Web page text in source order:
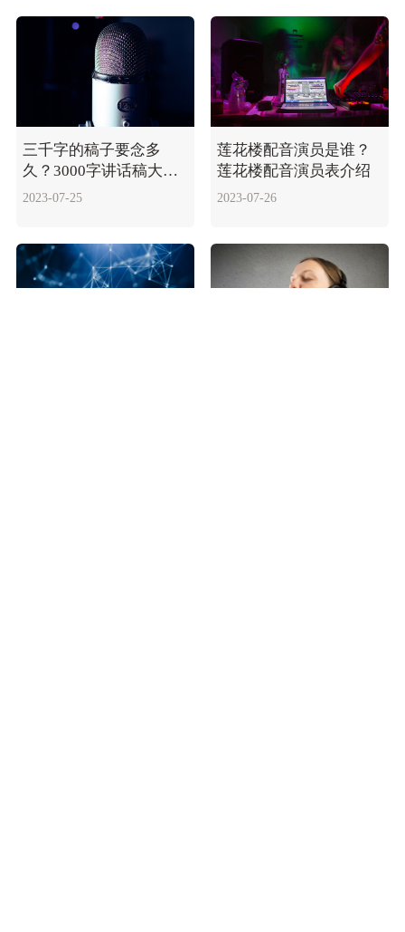
三千字的稿子要念多
久？3000字讲话稿大概
需多长时间？
2023-07-25
莲花楼配音演员是谁？
莲花楼配音演员表介绍
2023-07-26